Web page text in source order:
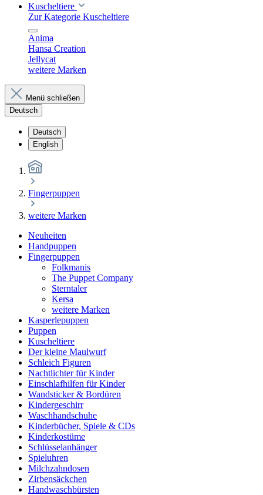
Kuscheltiere
Zur Kategorie Kuscheltiere
Anima
Hansa Creation
Jellycat
weitere Marken
Menü schließen
Deutsch
Deutsch
English
Fingerpuppen
weitere Marken
Neuheiten
Handpuppen
Fingerpuppen
Folkmanis
The Puppet Company
Sterntaler
Kersa
weitere Marken
Kasperlepuppen
Puppen
Kuscheltiere
Der kleine Maulwurf
Schleich Figuren
Nachtlichter für Kinder
Einschlafhilfen für Kinder
Wandsticker & Bordüren
Kindergeschirr
Waschhandschuhe
Kinderbücher, Spiele & CDs
Kinderkostüme
Schlüsselanhänger
Spieluhren
Milchzahndosen
Zirbensäckchen
Handwaschbürsten